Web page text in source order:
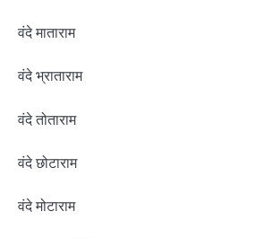
वंदे माताराम
वंदे भ्राताराम
वंदे तोताराम
वंदे छोटाराम
वंदे मोटाराम